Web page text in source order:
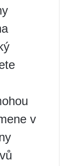
v